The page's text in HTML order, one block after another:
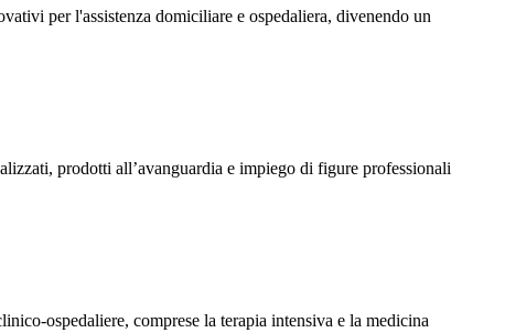
per l'assistenza domiciliare e ospedaliera, divenendo un
prodotti all’avanguardia e impiego di figure professionali
ospedaliere, comprese la terapia intensiva e la medicina